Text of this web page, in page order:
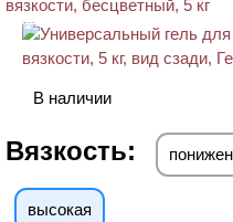
АКЦИЯ
В наличии
Вязкость:
высокая